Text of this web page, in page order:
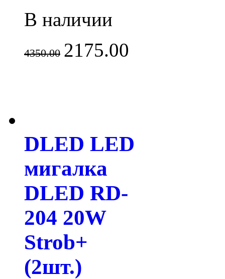
В наличии
4350.00 2175.00
DLED LED
мигалка
DLED RD-
204 20W
Strob+
(2шт.)